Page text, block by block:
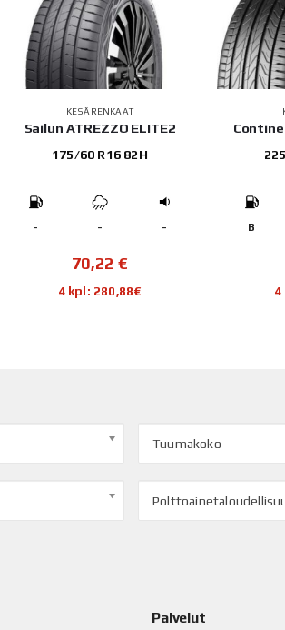
KESÄRENKAAT
Sailun ATREZZO ELITE2
175/60 R16 82H
- - -
70,22 €
4 kpl: 280,88€
B
4
Tuumakoko
Palvelut